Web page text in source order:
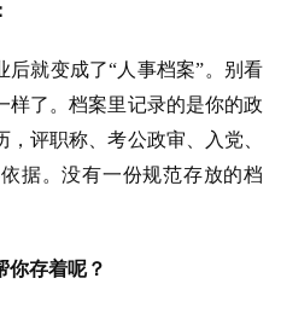
后就变成了“人事档案”。别看
样了。档案里记录的是你的政
评职称、考公政审、入党、
据。没有一份规范存放的档
你存着呢？